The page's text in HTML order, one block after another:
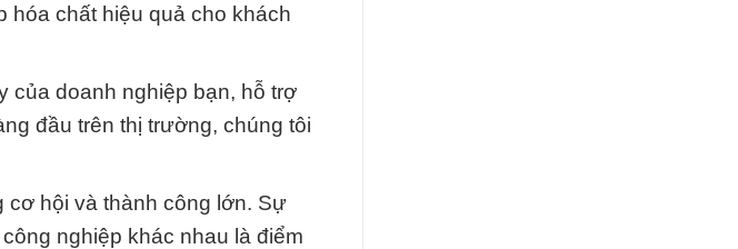
hóa chất hiệu quả cho khách
của doanh nghiệp bạn, hỗ trợ
đầu trên thị trường, chúng tôi
cơ hội và thành công lớn. Sự
nghiệp khác nhau là điểm